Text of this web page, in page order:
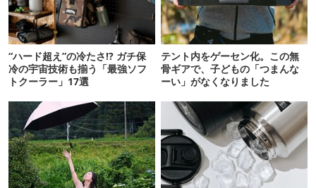
“ハード超え”の冷たさ!? ガチ保
冷の宇宙技術も揃う「最強ソフ
トクーラー」17選
テント内をゲーセン化。この無
骨ギアで、子どもの「つまんな
ーい」がなくなりました